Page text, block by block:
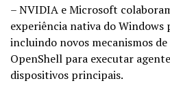
– NVIDIA e Microsoft
experiência nativa do Windows
incluindo novos mecanismos
OpenShell para executar
dispositivos principais.